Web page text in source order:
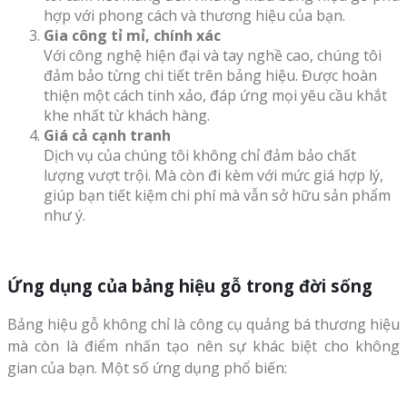
hợp với phong cách và thương hiệu của bạn.
Gia công tỉ mỉ, chính xác
Với công nghệ hiện đại và tay nghề cao, chúng tôi
đảm bảo từng chi tiết trên bảng hiệu. Được hoàn
thiện một cách tinh xảo, đáp ứng mọi yêu cầu khắt
khe nhất từ khách hàng.
Giá cả cạnh tranh
Dịch vụ của chúng tôi không chỉ đảm bảo chất
lượng vượt trội. Mà còn đi kèm với mức giá hợp lý,
giúp bạn tiết kiệm chi phí mà vẫn sở hữu sản phẩm
như ý.
Ứng dụng của bảng hiệu gỗ trong đời sống
Bảng hiệu gỗ không chỉ là công cụ quảng bá thương hiệu
mà còn là điểm nhấn tạo nên sự khác biệt cho không
gian của bạn. Một số ứng dụng phổ biến: